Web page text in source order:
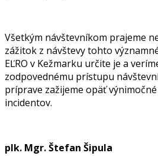
Všetkým návštevníkom prajeme
zážitok z návštevy tohto
EĽRO v Kežmarku určite je a
zodpovednému prístupu
príprave zažijeme opäť
incidentov.
plk. Mgr. Štefan Šipula